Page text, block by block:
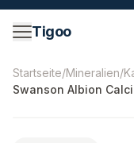
Zum Inhalt springen
Tigoo
©2026Nutri
Startseite/Mineralien/
Swanson Albion